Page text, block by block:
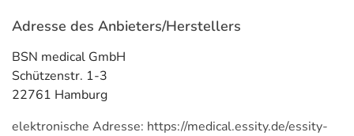
Adresse des Anbieters/Herstellers
BSN medical GmbH
Schützenstr. 1-3
22761 Hamburg
elektronische Adresse: https://medical.essity.de/essity-